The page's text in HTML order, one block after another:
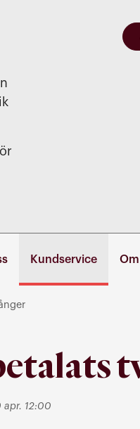
Kundservice
apr. 12:00